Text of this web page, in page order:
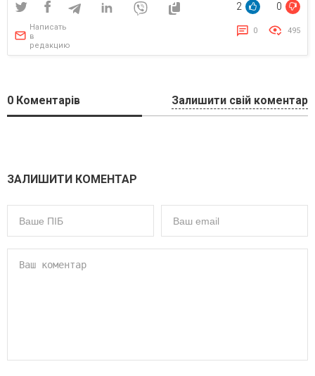
2 0
Написать
в
редакцию
0 495
0 Коментарів Залишити свій коментар
ЗАЛИШИТИ КОМЕНТАР